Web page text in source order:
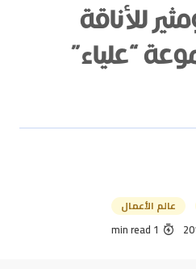
للأناقة
“علياء”
عالم الأعمال
1 min read